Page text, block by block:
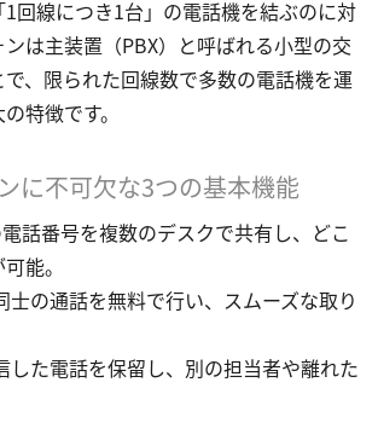
回線につき1台」の電話機を結ぶのに対
は主装置（PBX）と呼ばれる小型の交
、限られた回線数で多数の電話機を運
特徴です。
に不可欠な3つの基本機能
話番号を複数のデスクで共有し、どこ
能。
士の通話を無料で行い、スムーズな取り
した電話を保留し、別の担当者や離れた